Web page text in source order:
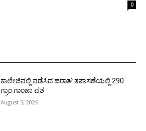
0
ಕಾಲೇಜಿನಲ್ಲಿ ನಡೆಸಿದ ಹಠಾತ್ ತಪಾಸಣೆಯಲ್ಲಿ 290
ಗ್ರಾಂ ಗಾಂಜಾ ವಶ
August 5, 2026